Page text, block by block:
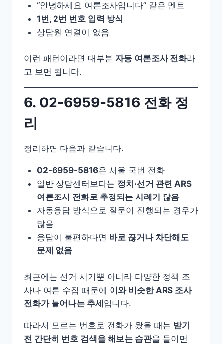
“안녕하세요 여론조사입니다” 같은 멘트
1번, 2번 번호 입력 방식
상담원 연결이 없음
이런 패턴이라면 대부분 자동 여론조사 전화라
고 보면 됩니다.
6. 02-6959-5816 전화 정
리
정리하면 다음과 같습니다.
02-6959-5816은 서울 국번 전화
일반 상담센터보다는 정치·선거 관련 ARS
여론조사 전화로 추정되는 사례가 많음
자동응답 방식으로 질문이 진행되는 경우가
많음
응답이 불편하다면 바로 끊거나 차단해도
문제 없음
최근에는 선거 시기뿐 아니라 다양한 정책 조
사나 여론 수집 때문에 이와 비슷한 ARS 조사
전화가 늘어나는 추세입니다.
따라서 모르는 번호로 전화가 왔을 때는 받기
전 간단히 번호 검색을 해보는 습관을 들이면